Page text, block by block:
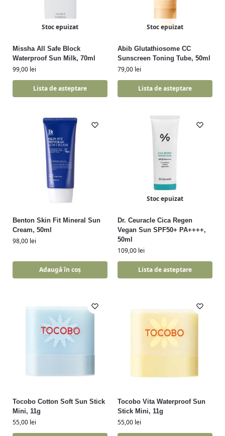
Stoc epuizat
Missha All Safe Block
Waterproof Sun Milk, 70ml
99,00 lei
Lista de asteptare
Stoc epuizat
Abib Glutathiosome CC
Sunscreen Toning Tube, 50ml
79,00 lei
Lista de asteptare
Benton Skin Fit Mineral Sun
Cream, 50ml
98,00 lei
Adaugă în coș
Stoc epuizat
Dr. Ceuracle Cica Regen
Vegan Sun SPF50+ PA++++,
50ml
109,00 lei
Lista de asteptare
Tocobo Cotton Soft Sun Stick
Mini, 11g
55,00 lei
Tocobo Vita Waterproof Sun
Stick Mini, 11g
55,00 lei